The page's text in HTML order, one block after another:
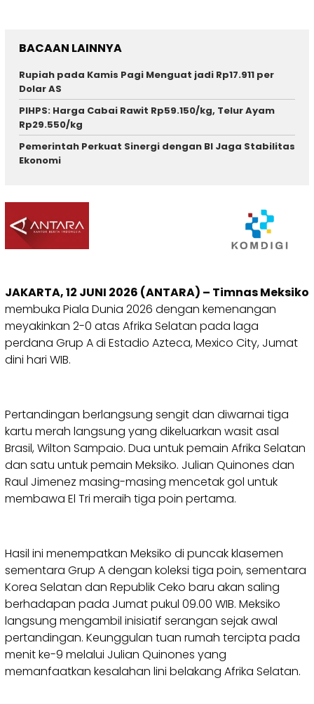
BACAAN LAINNYA
Rupiah pada Kamis Pagi Menguat jadi Rp17.911 per
Dolar AS
PIHPS: Harga Cabai Rawit Rp59.150/kg, Telur Ayam
Rp29.550/kg
Pemerintah Perkuat Sinergi dengan BI Jaga Stabilitas
Ekonomi
JAKARTA, 12 JUNI 2026 (ANTARA) – Timnas Meksiko
membuka Piala Dunia 2026 dengan kemenangan
meyakinkan 2-0 atas Afrika Selatan pada laga
perdana Grup A di Estadio Azteca, Mexico City, Jumat
dini hari WIB.
Pertandingan berlangsung sengit dan diwarnai tiga
kartu merah langsung yang dikeluarkan wasit asal
Brasil, Wilton Sampaio. Dua untuk pemain Afrika Selatan
dan satu untuk pemain Meksiko. Julian Quinones dan
Raul Jimenez masing-masing mencetak gol untuk
membawa El Tri meraih tiga poin pertama.
Hasil ini menempatkan Meksiko di puncak klasemen
sementara Grup A dengan koleksi tiga poin, sementara
Korea Selatan dan Republik Ceko baru akan saling
berhadapan pada Jumat pukul 09.00 WIB. Meksiko
langsung mengambil inisiatif serangan sejak awal
pertandingan. Keunggulan tuan rumah tercipta pada
menit ke-9 melalui Julian Quinones yang
memanfaatkan kesalahan lini belakang Afrika Selatan.